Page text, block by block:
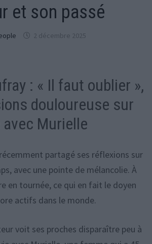
et son passé
2 décembre 2025
: « Il faut oublier »,
douloureuse sur
Murielle
partagé ses réflexions sur
avec une pointe de mélancolie. À
en tournée, ce qui en fait le doyen
actifs dans le monde.
voit ses proches disparaître peu à